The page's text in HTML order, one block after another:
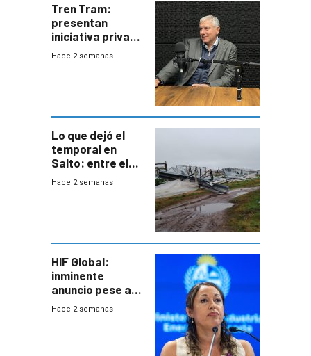
Tren Tram:
presentan
iniciativa privada
para una red de
Hace 2 semanas
Lo que dejó el
temporal en
Salto: entre el
impacto
Hace 2 semanas
HIF Global:
inminente
anuncio pese a
declaración de
Hace 2 semanas